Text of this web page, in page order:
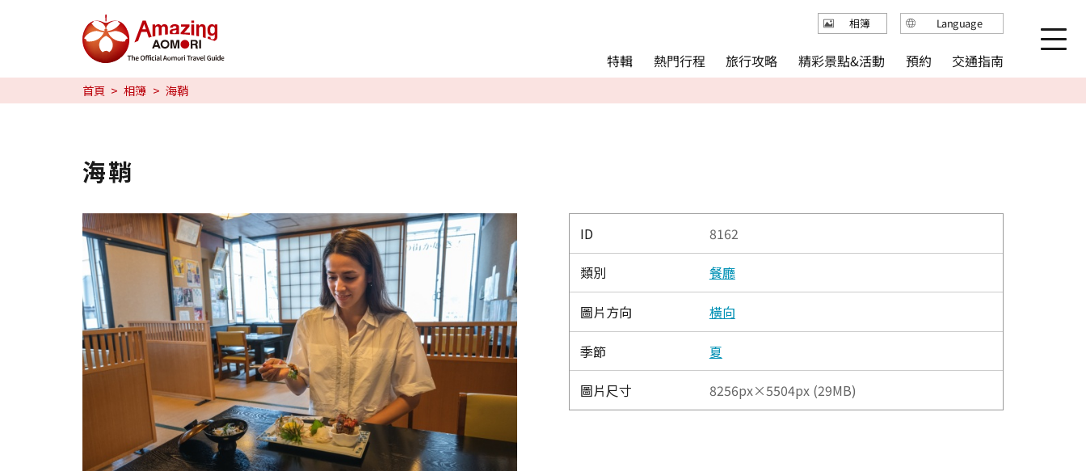
特輯
熱門行程
旅行攻略
精彩景點&活動
繁体中文
简体中文
한국어
首頁 相簿 海鞘
海鞘
ID 8162
類別 餐廳
圖片方向 橫向
季節 夏
圖片尺寸 8256px×5504px (29MB)
特輯 熱門行程 旅行攻略 精彩景點&活動 預約 交通指南
相簿 Language
English
简体中文